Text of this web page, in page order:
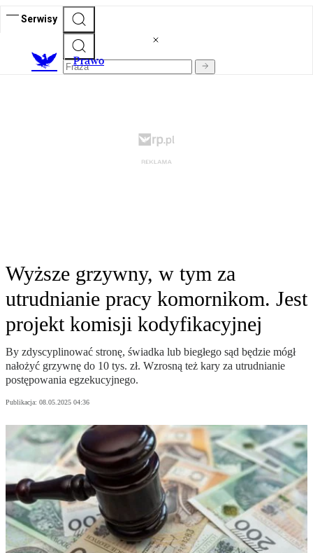
Serwisy
Prawo
Wyższe grzywny, w tym za
utrudnianie pracy komornikom. Jest
projekt komisji kodyfikacyjnej
By zdyscyplinować stronę, świadka lub biegłego sąd będzie mógł
nałożyć grzywnę do 10 tys. zł. Wzrosną też kary za utrudnianie
postępowania egzekucyjnego.
Publikacja: 08.05.2025 04:36